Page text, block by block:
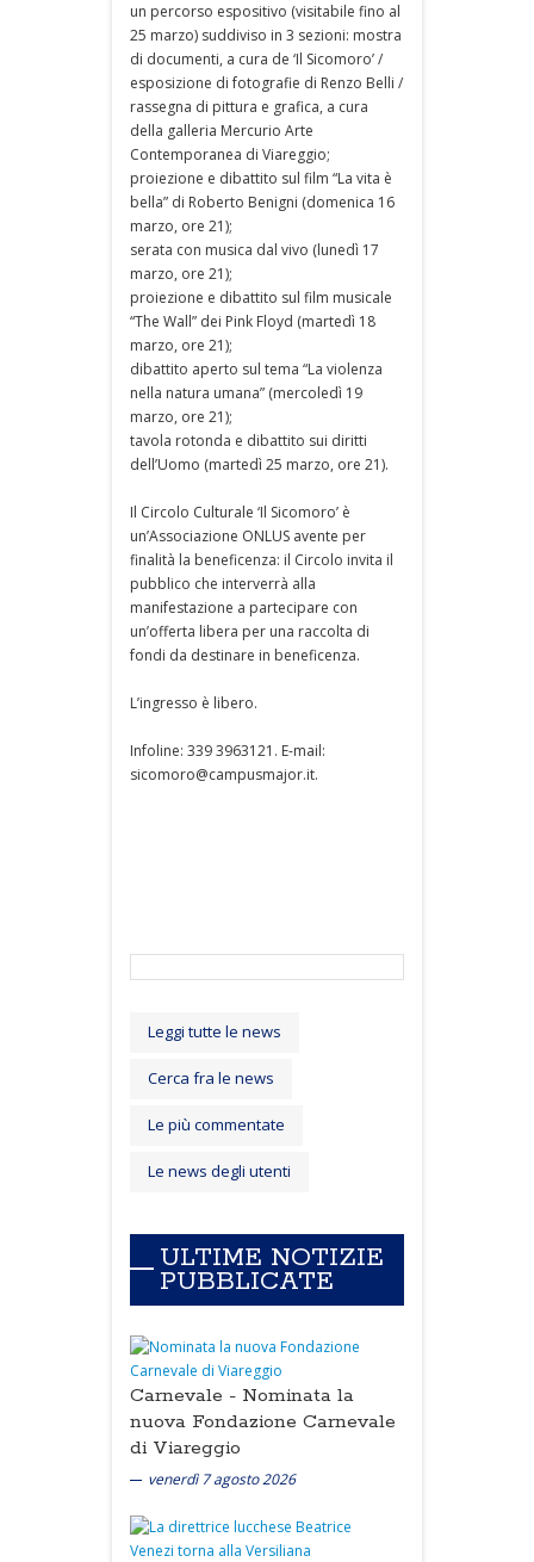
un percorso espositivo (visitabile fino al
25 marzo) suddiviso in 3 sezioni: mostra
di documenti, a cura de ‘Il Sicomoro’ /
esposizione di fotografie di Renzo Belli /
rassegna di pittura e grafica, a cura
della galleria Mercurio Arte
Contemporanea di Viareggio;
proiezione e dibattito sul film “La vita è
bella” di Roberto Benigni (domenica 16
marzo, ore 21);
serata con musica dal vivo (lunedì 17
marzo, ore 21);
proiezione e dibattito sul film musicale
“The Wall” dei Pink Floyd (martedì 18
marzo, ore 21);
dibattito aperto sul tema “La violenza
nella natura umana” (mercoledì 19
marzo, ore 21);
tavola rotonda e dibattito sui diritti
dell’Uomo (martedì 25 marzo, ore 21).
Il Circolo Culturale ‘Il Sicomoro’ è
un’Associazione ONLUS avente per
finalità la beneficenza: il Circolo invita il
pubblico che interverrà alla
manifestazione a partecipare con
un’offerta libera per una raccolta di
fondi da destinare in beneficenza.
L’ingresso è libero.
Infoline: 339 3963121. E-mail:
sicomoro@campusmajor.it.
Leggi tutte le news
Cerca fra le news
Le più commentate
Le news degli utenti
ULTIME NOTIZIE
PUBBLICATE
Carnevale - Nominata la
nuova Fondazione Carnevale
di Viareggio
venerdì 7 agosto 2026